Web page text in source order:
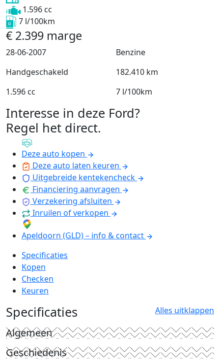
1.596 cc
7 l/100km
€ 2.399 marge
28-06-2007
Benzine
Handgeschakeld
182.410 km
1.596 cc
7 l/100km
Interesse in deze Ford?
Regel het direct.
Deze auto kopen
Deze auto laten keuren
Uitgebreide kentekencheck
Financiering aanvragen
Verzekering afsluiten
Inruilen of verkopen
Apeldoorn (GLD) – info & contact
Specificaties
Kopen
Checken
Keuren
Specificaties Alles uitklappen
Algemeen
Geschiedenis